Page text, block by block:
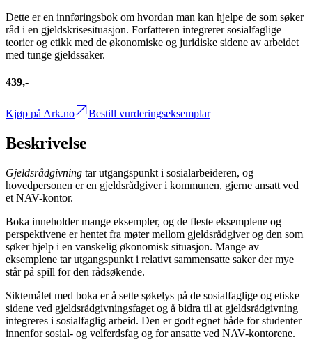
Dette er en innføringsbok om hvordan man kan hjelpe de som søker
råd i en gjeldskrisesituasjon. Forfatteren integrerer sosialfaglige
teorier og etikk med de økonomiske og juridiske sidene av arbeidet
med tunge gjeldssaker.
439,-
Kjøp på Ark.no Bestill vurderingseksemplar
Beskrivelse
Gjeldsrådgivning tar utgangspunkt i sosialarbeideren, og
hovedpersonen er en gjeldsrådgiver i kommunen, gjerne ansatt ved
et NAV-kontor.
Boka inneholder mange eksempler, og de fleste eksemplene og
perspektivene er hentet fra møter mellom gjeldsrådgiver og den som
søker hjelp i en vanskelig økonomisk situasjon. Mange av
eksemplene tar utgangspunkt i relativt sammensatte saker der mye
står på spill for den rådsøkende.
Siktemålet med boka er å sette søkelys på de sosialfaglige og etiske
sidene ved gjeldsrådgivningsfaget og å bidra til at gjeldsrådgivning
integreres i sosialfaglig arbeid. Den er godt egnet både for studenter
innenfor sosial- og velferdsfag og for ansatte ved NAV-kontorene.